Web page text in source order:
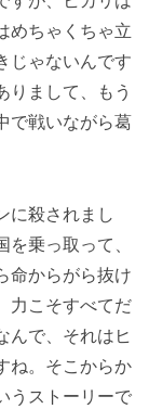
めちゃくちゃ立
じゃないんです
りまして、もう
で戦いながら葛
に殺されまし
乗っ取って、
命からがら抜け
力こそすべてだ
んで、それはヒ
ね。そこからか
うストーリーで